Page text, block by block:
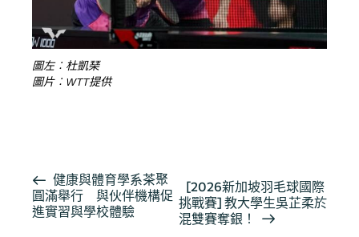
圖左︰杜凱琹
圖片︰WTT提供
活
動
导
健康與體育學系茶聚
圓滿舉行 與伙伴機構促
進實習與學校體驗
[2026新加坡羽毛球國際
挑戰賽] 教大學生吳芷柔於
混雙賽奪銀！